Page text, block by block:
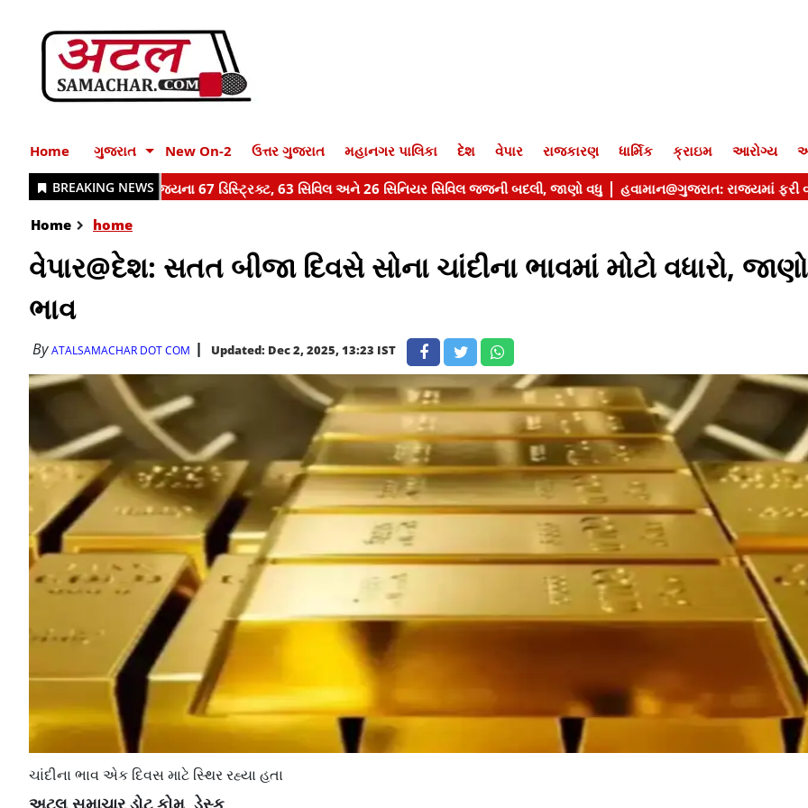
Home ગુજરાત New On-2 ઉત્તર ગુજરાત મહાનગર પાલિકા દેશ વેપાર રાજકારણ ધાર્મિક ક્રાઇમ આરોગ્ય
Home home
વેપાર@દેશ: સતત બીજા દિવસે સોના ચાંદીના ભાવમાં મોટો વધારો,
ભાવ
ByATALSAMACHAR DOT COM Updated: Dec 2, 2025, 13:23 IST
ચાંદીના ભાવ એક દિવસ માટે સ્થિર રહ્યા હતા
અટલ સમાચાર ડોટ કોમ, ડેસ્ક